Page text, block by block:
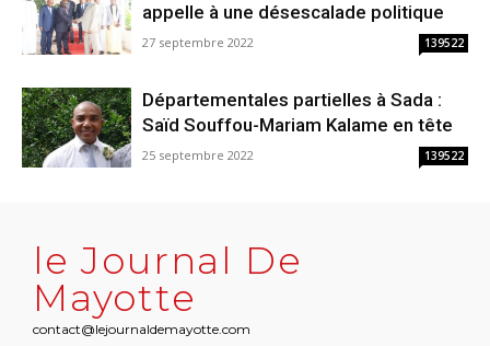
appelle à une désescalade politique
27 septembre 2022 139522
Départementales partielles à Sada :
Saïd Souffou-Mariam Kalame en tête
25 septembre 2022 139522
le Journal De
Mayotte
contact@lejournaldemayotte.com